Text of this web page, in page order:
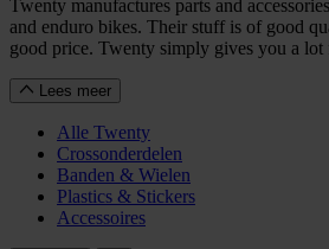
Twenty manufactures parts and
and enduro bikes. Their stuff is of good
good price. Twenty simply gives you a lot
Lees meer
Alle Twenty
Crossonderdelen
Banden & Wielen
Plastics & Stickers
Accessoires